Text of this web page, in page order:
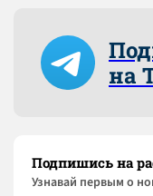
на
Подпишись на
Узнaвай первым о